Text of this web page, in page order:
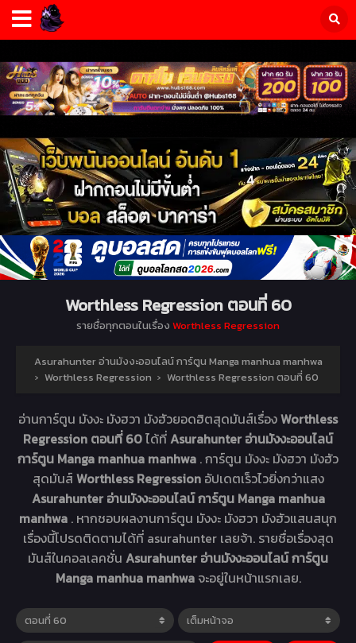
Worthless Regression ตอนที่ 60
รายชื่อทุกตอนในเรื่อง Worthless Regression
Asurahunter อ่านมังงะออนไลน์ การ์ตูน Manga manhua manhwa
› Worthless Regression › Worthless Regression ตอนที่ 60
อ่านการ์ตูน มังงะ มังฮวา มังฮัวยอดฮิตสุดมันส์เรื่องWorthless
Regression ตอนที่ 60ได้ที่Asurahunter อ่านมังงะออนไลน์
การ์ตูน Manga manhua manhwa . การ์ตูน มังงะ มังฮวา มังฮัว
สุดมันส์ Worthless Regression อัปเดตเร็วไวยิ่งกว่าแสง
Asurahunter อ่านมังงะออนไลน์ การ์ตูน Manga manhua
manhwa . หากชอบผลงานการ์ตูน มังงะ มังฮวา มังฮัวแสนสนุก
เรื่องนี้โปรดติดตามได้ที่ asurahunter เลยจ้า. รายชื่อเรื่องสุด
มันส์ในคอลเลคชั่น Asurahunter อ่านมังงะออนไลน์ การ์ตูน
Manga manhua manhwa จะอยู่ในหน้าแรกเลย.